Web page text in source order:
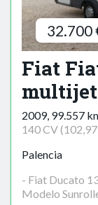
32.700
Fiat
2009, 99.557
140 CV
Palencia
- Fiat Ducato
Modelo